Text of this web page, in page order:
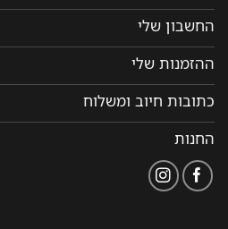
החשבון שלי
ההזמנות שלי
כתובות חיוב ומשלוח
החנות